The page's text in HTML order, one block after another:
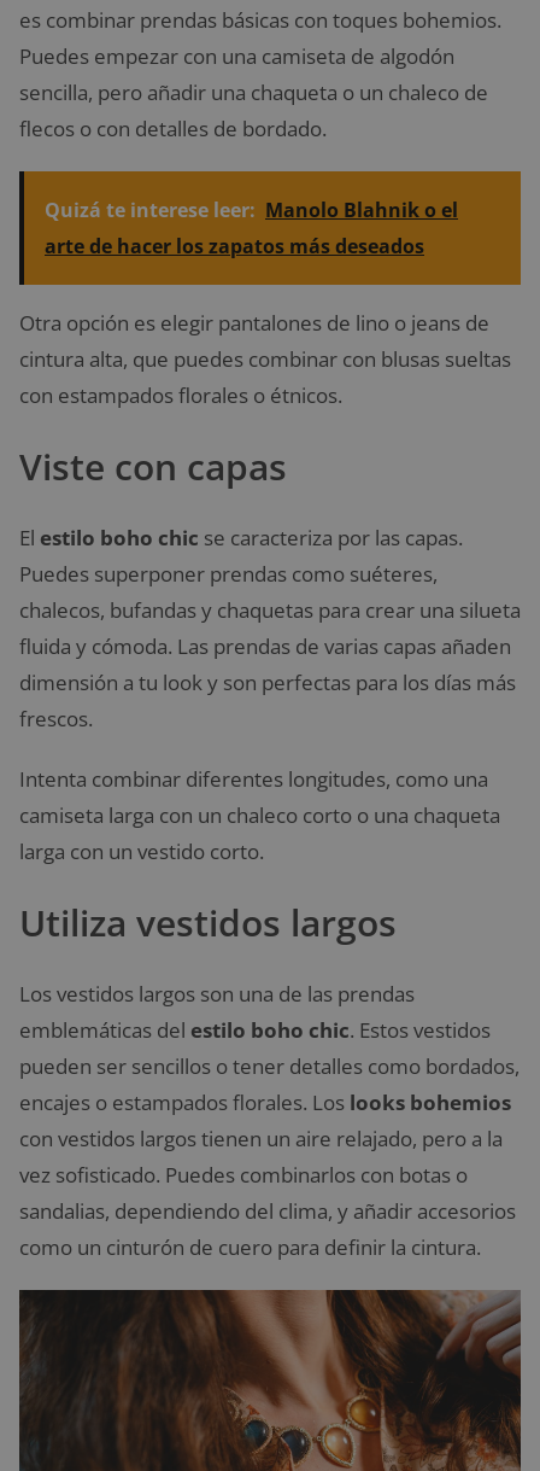
es combinar prendas básicas con toques bohemios.
Puedes empezar con una camiseta de algodón
sencilla, pero añadir una chaqueta o un chaleco de
flecos o con detalles de bordado.
Quizá te interese leer: Manolo Blahnik o el
arte de hacer los zapatos más deseados
Otra opción es elegir pantalones de lino o jeans de
cintura alta, que puedes combinar con blusas sueltas
con estampados florales o étnicos.
Viste con capas
El estilo boho chic se caracteriza por las capas.
Puedes superponer prendas como suéteres,
chalecos, bufandas y chaquetas para crear una silueta
fluida y cómoda. Las prendas de varias capas añaden
dimensión a tu look y son perfectas para los días más
frescos.
Intenta combinar diferentes longitudes, como una
camiseta larga con un chaleco corto o una chaqueta
larga con un vestido corto.
Utiliza vestidos largos
Los vestidos largos son una de las prendas
emblemáticas del estilo boho chic. Estos vestidos
pueden ser sencillos o tener detalles como bordados,
encajes o estampados florales. Los looks bohemios
con vestidos largos tienen un aire relajado, pero a la
vez sofisticado. Puedes combinarlos con botas o
sandalias, dependiendo del clima, y añadir accesorios
como un cinturón de cuero para definir la cintura.